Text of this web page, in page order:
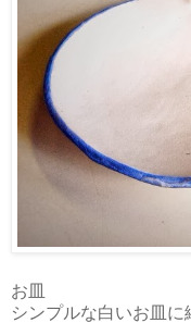
お皿
シンプルな白いお皿